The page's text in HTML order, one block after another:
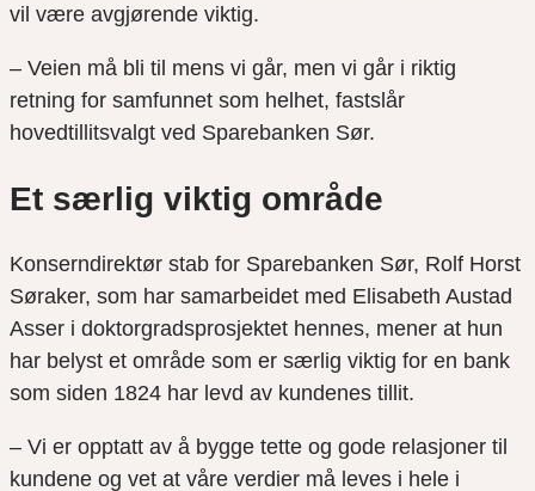
vil være avgjørende viktig.
– Veien må bli til mens vi går, men vi går i riktig
retning for samfunnet som helhet, fastslår
hovedtillitsvalgt ved Sparebanken Sør.
Et særlig viktig område
Konserndirektør stab for Sparebanken Sør, Rolf Horst
Søraker, som har samarbeidet med Elisabeth Austad
Asser i doktorgradsprosjektet hennes, mener at hun
har belyst et område som er særlig viktig for en bank
som siden 1824 har levd av kundenes tillit.
– Vi er opptatt av å bygge tette og gode relasjoner til
kundene og vet at våre verdier må leves i hele i